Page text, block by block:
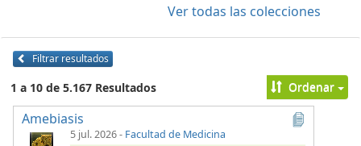
Ver todas las colecciones
Filtrar resultados
1 a 10 de 5.167 Resultados Ordenar
Amebiasis
5 jul. 2026- Facultad de Medicina